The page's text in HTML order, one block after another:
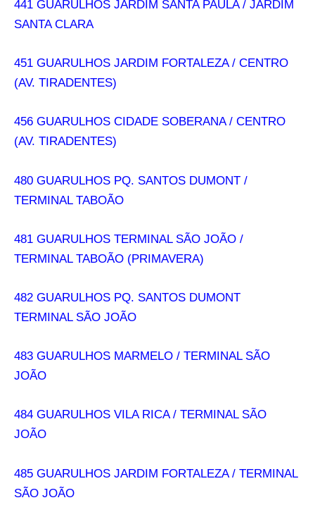
441 GUARULHOS JARDIM SANTA PAULA / JARDIM
SANTA CLARA
451 GUARULHOS JARDIM FORTALEZA / CENTRO
(AV. TIRADENTES)
456 GUARULHOS CIDADE SOBERANA / CENTRO
(AV. TIRADENTES)
480 GUARULHOS PQ. SANTOS DUMONT /
TERMINAL TABOÃO
481 GUARULHOS TERMINAL SÃO JOÃO /
TERMINAL TABOÃO (PRIMAVERA)
482 GUARULHOS PQ. SANTOS DUMONT
TERMINAL SÃO JOÃO
483 GUARULHOS MARMELO / TERMINAL SÃO
JOÃO
484 GUARULHOS VILA RICA / TERMINAL SÃO
JOÃO
485 GUARULHOS JARDIM FORTALEZA / TERMINAL
SÃO JOÃO